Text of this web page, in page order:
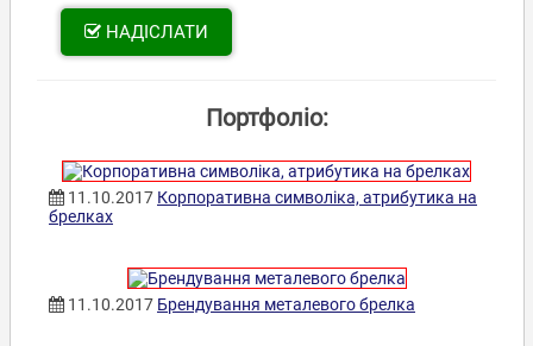
НАДІСЛАТИ
Портфоліо:
11.10.2017 Корпоративна символіка, атрибутика на
брелках
11.10.2017 Брендування металевого брелка